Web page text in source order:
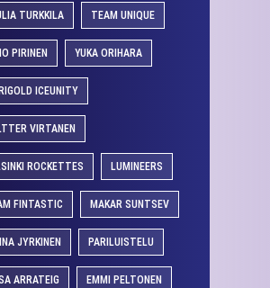
TURKKILA TEAM UNIQUE
PIRINEN YUKA ORIHARA
ICEUNITY
VIRTANEN
ROCKETTES LUMINEERS
FINTASTIC MAKAR SUNTSEV
JYRKINEN PARILUISTELU
ARRATEIG EMMI PELTONEN